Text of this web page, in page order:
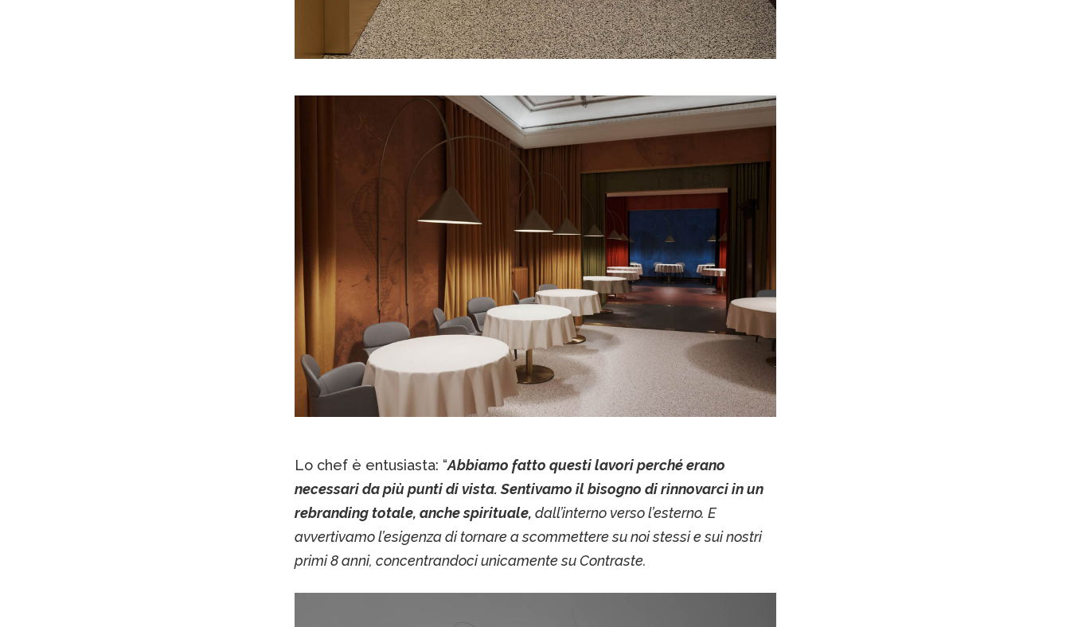
Lo chef è entusiasta: “Abbiamo fatto questi lavori perché erano
necessari da più punti di vista. Sentivamo il bisogno di rinnovarci in un
rebranding totale, anche spirituale, dall’interno verso l’esterno. E
avvertivamo l’esigenza di tornare a scommettere su noi stessi e sui nostri
primi 8 anni, concentrandoci unicamente su Contraste.